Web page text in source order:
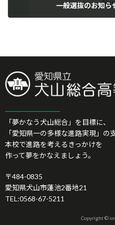
一般選抜のお知ら
「夢かなう犬山総合」を目標に、
「愛知県一の多様な進路実現」の
本校で進路を考えるきっかけを
作って夢をかなえましょう。
〒484-0835
愛知県犬山市蓮池2番地21
TEL:0568-67-5211
Copyright ©